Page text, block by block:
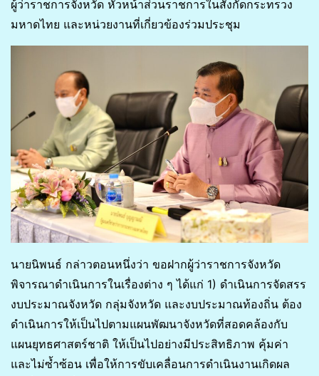
ผู้ว่าราชการจังหวัด หัวหน้าส่วนราชการในสังกัดกระทรวง
มหาดไทย และหน่วยงานที่เกี่ยวข้องร่วมประชุม
นายนิพนธ์ กล่าวตอนหนึ่งว่า ขอฝากผู้ว่าราชการจังหวัด
พิจารณาดำเนินการในเรื่องต่าง ๆ ได้แก่ 1) ดำเนินการจัดสรร
งบประมาณจังหวัด กลุ่มจังหวัด และงบประมาณท้องถิ่น ต้อง
ดำเนินการให้เป็นไปตามแผนพัฒนาจังหวัดที่สอดคล้องกับ
แผนยุทธศาสตร์ชาติ ให้เป็นไปอย่างมีประสิทธิภาพ คุ้มค่า
และไม่ซ้ำซ้อน เพื่อให้การขับเคลื่อนการดำเนินงานเกิดผล